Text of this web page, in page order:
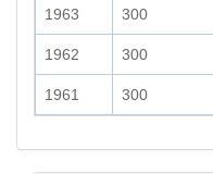
1963 300
1962 300
1961 300